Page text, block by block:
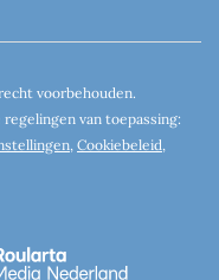
voorbehouden.
van toepassing:
, Cookiebeleid,